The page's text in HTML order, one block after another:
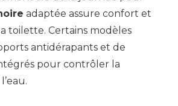
adaptée assure confort et
toilette. Certains modèles
antidérapants et de
pour contrôler la